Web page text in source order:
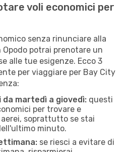
voli economici per
senza rinunciare alla
Opodo potrai prenotare un
alle tue esigenze. Ecco 3
per viaggiare per Bay City
martedì a giovedì: questi
per trovare e
soprattutto se stai
minuto.
se riesci a evitare di